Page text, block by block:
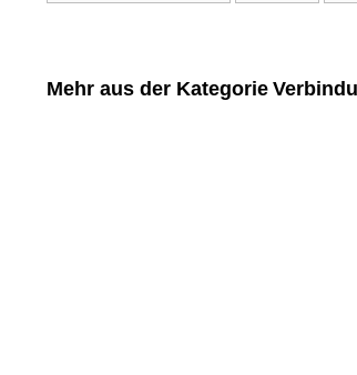
Mehr aus der Kategorie